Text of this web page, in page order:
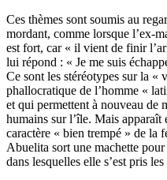
Ces thèmes sont soumis au
mordant, comme lorsque l’ex-
est fort, car « il vient de finir
lui répond : « Je me suis
Ce sont les stéréotypes sur la «
phallocratique de l’homme «
et qui permettent à nouveau de
humains sur l’île. Mais
caractère « bien trempé » de la
Abuelita sort une machette
dans lesquelles elle s’est pris